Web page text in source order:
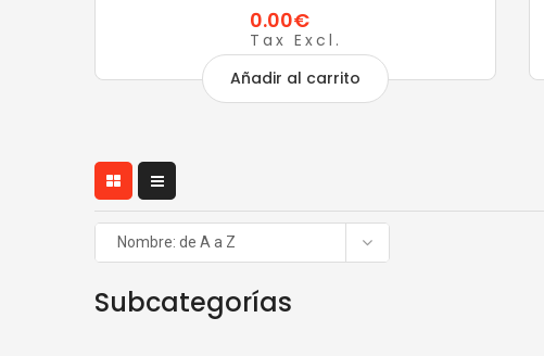
0.00€
Tax Excl.
Añadir al carrito
Nombre: de A a Z
Subcategorías